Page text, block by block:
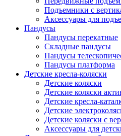
Подъемники с
Аксессуары для
Пандусы
Пандусы перекатные
Складные пандусы
Пандусы
Пандусы платформа
Детские кресла-коляски
Детские коляски
Детские коляски
Детские кресла-
Детские
Детские коляски с
Аксессуары для